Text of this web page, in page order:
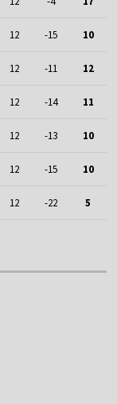
12 -15 10
12 -11 12
12 -14 11
12 -13 10
12 -15 10
12 -22 5